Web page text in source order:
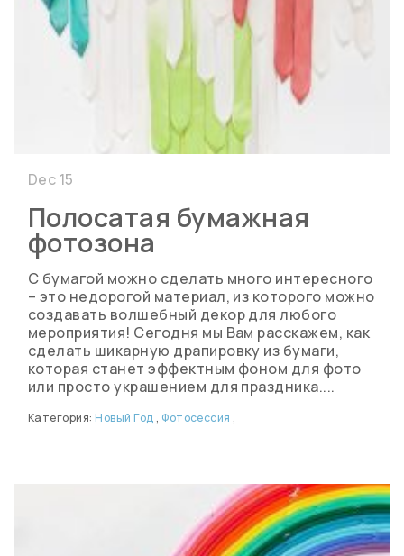
Полосатая бумажная
фотозона
С бумагой можно сделать много интересного
– это недорогой материал, из которого можно
создавать волшебный декор для любого
мероприятия! Сегодня мы Вам расскажем, как
сделать шикарную драпировку из бумаги,
которая станет эффектным фоном для фото
или просто украшением для праздника....
Dec 15
Категория:Новый Год, Фотосессия,